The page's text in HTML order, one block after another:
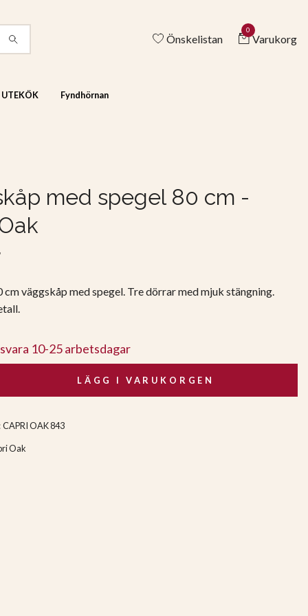
Önskelistan
0
Varukorg
Fyndhörnan
med spegel 80 cm -
cm väggskåp med spegel. Tre dörrar med mjuk stängning.
10-25 arbetsdagar
LÄGG I VARUKORGEN
CAPRI OAK 843
Oak